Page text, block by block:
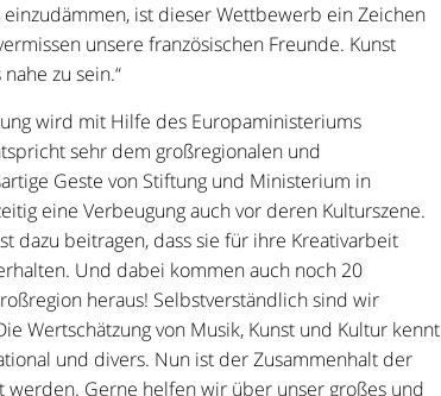
ist dieser Wettbewerb ein Zeichen
unsere französischen Freunde. Kunst
zu sein.“
wird mit Hilfe des Europaministeriums
sehr dem großregionalen und
Geste von Stiftung und Ministerium in
eine Verbeugung auch vor deren Kulturszene.
dazu beitragen, dass sie für ihre Kreativarbeit
Und dabei kommen auch noch 20
heraus! Selbstverständlich sind wir
Wertschätzung von Musik, Kunst und Kultur kennt
und divers. Nun ist der Zusammenhalt der
Gerne helfen wir über unser großes und